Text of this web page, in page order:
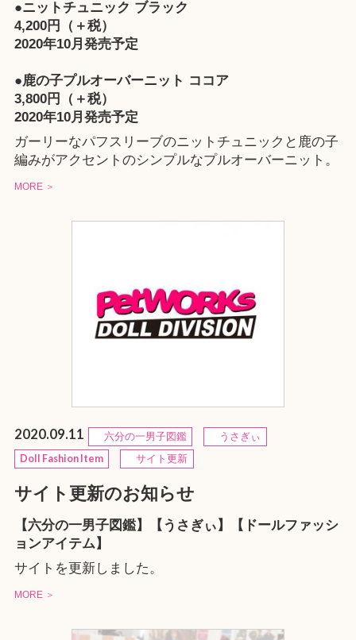
●ニットチュニック ブラック
4,200円（＋税）
2020年10月発売予定
●鹿の子プルオーバーニット ココア
3,800円（＋税）
2020年10月発売予定
ガーリーなパフスリーブのニットチュニックと鹿の子
編みがアクセントのシンプルなプルオーバーニット。
MORE ＞
2020.09.11 六分の一男子図鑑
うさぎぃ
Doll Fashion Item
サイト更新
サイト更新のお知らせ
【六分の一男子図鑑】【うさぎぃ】【ドールファッシ
ョンアイテム】
サイトを更新しました。
MORE ＞